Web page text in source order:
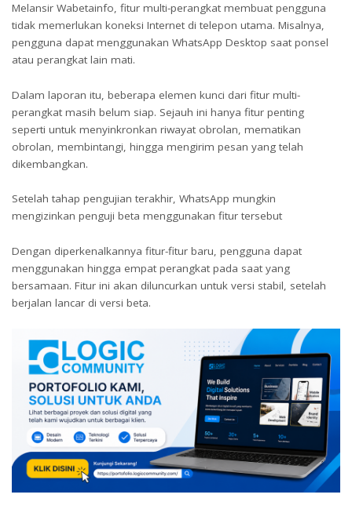
Melansir Wabetainfo, fitur multi-perangkat membuat pengguna
tidak memerlukan koneksi Internet di telepon utama. Misalnya,
pengguna dapat menggunakan WhatsApp Desktop saat ponsel
atau perangkat lain mati.
Dalam laporan itu, beberapa elemen kunci dari fitur multi-
perangkat masih belum siap. Sejauh ini hanya fitur penting
seperti untuk menyinkronkan riwayat obrolan, mematikan
obrolan, membintangi, hingga mengirim pesan yang telah
dikembangkan.
Setelah tahap pengujian terakhir, WhatsApp mungkin
mengizinkan penguji beta menggunakan fitur tersebut
Dengan diperkenalkannya fitur-fitur baru, pengguna dapat
menggunakan hingga empat perangkat pada saat yang
bersamaan. Fitur ini akan diluncurkan untuk versi stabil, setelah
berjalan lancar di versi beta.